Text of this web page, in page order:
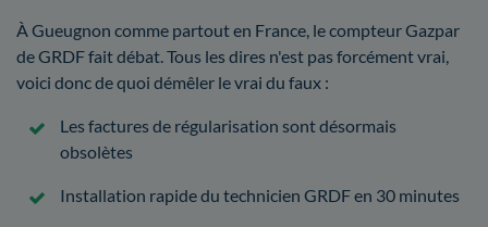
À Gueugnon comme partout en France, le compteur Gazpar
de GRDF fait débat. Tous les dires n'est pas forcément vrai,
voici donc de quoi démêler le vrai du faux :
Les factures de régularisation sont désormais
obsolètes
Installation rapide du technicien GRDF en 30 minutes